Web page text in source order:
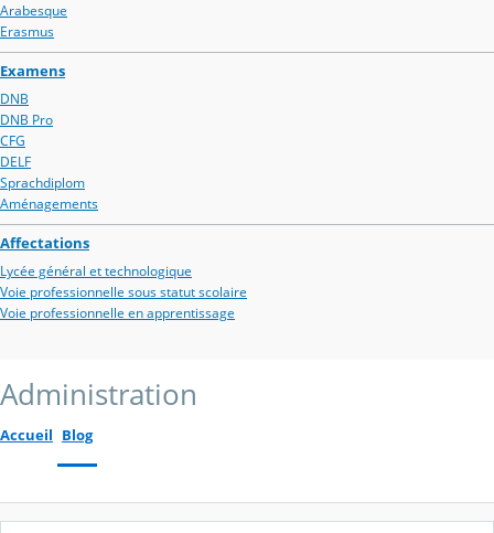
Arabesque
Erasmus
Examens
DNB
DNB Pro
CFG
DELF
Sprachdiplom
Aménagements
Affectations
Lycée général et technologique
Voie professionnelle sous statut scolaire
Voie professionnelle en apprentissage
Administration
Accueil Blog